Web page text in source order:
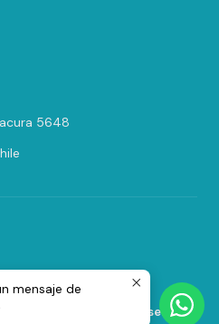
5648
Desarrollado por Jumpseller.
mensaje de